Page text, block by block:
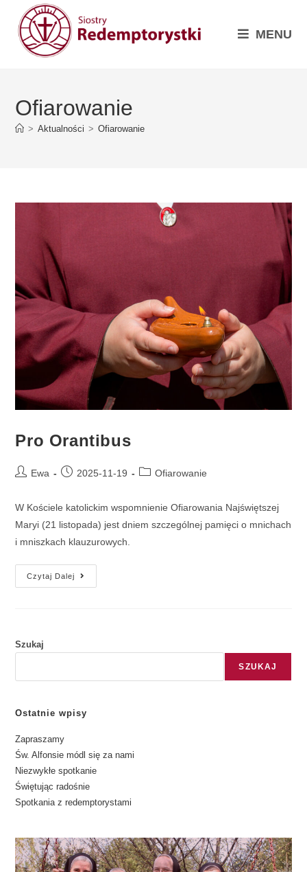
MENU
Ofiarowanie
> Aktualności > Ofiarowanie
Pro Orantibus
Ewa 2025-11-19 Ofiarowanie
W Kościele katolickim wspomnienie Ofiarowania Najświętszej
Maryi (21 listopada) jest dniem szczególnej pamięci o mnichach
i mniszkach klauzurowych.
Czytaj Dalej
Szukaj
SZUKAJ
Ostatnie wpisy
Zapraszamy
Św. Alfonsie módl się za nami
Niezwykłe spotkanie
Świętując radośnie
Spotkania z redemptorystami